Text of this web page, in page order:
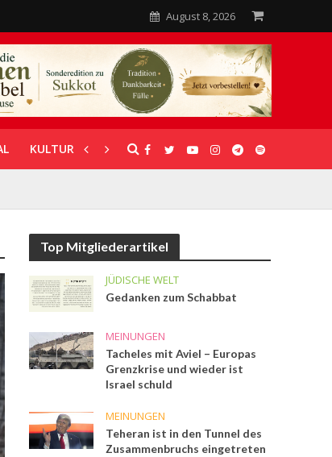
August 8, 2026
KULTUR UNTERSTÜTZUNG
Top Mitgliederartikel
JÜDISCHE WELT
Gedanken zum Schabbat
MEINUNGEN
Tacheles mit Aviel – Europas
Grenzkrise und wieder ist
Israel schuld
MEINUNGEN
Teheran ist in den Tunnel des
Zusammenbruchs eingetreten